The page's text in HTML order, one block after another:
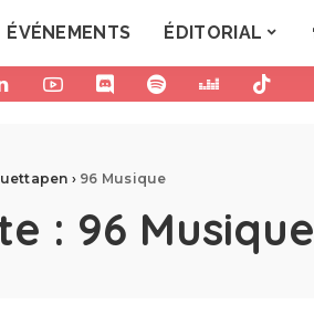
ÉVÉNEMENTS ÉDITORIAL
› 96 Musique
: 96 Musique